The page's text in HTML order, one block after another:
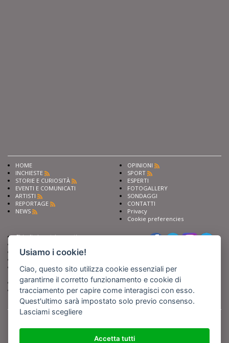
HOME
INCHIESTE
STORIE E CURIOSITÀ
EVENTI E COMUNICATI
ARTISTI
REPORTAGE
NEWS
OPINIONI
SPORT
ESPERTI
FOTOGALLERY
SONDAGGI
CONTATTI
Privacy
Cookie preferencies
Chiedi ai nostri esperti
Fai pubblicità con noi
Iscriviti al nostro corso di
giornalismo
Compra i nostri libri
Entra in Barinedita Map
, Partita IVA 07355350724
Usiamo i cookie!
Ciao, questo sito utilizza cookie essenziali per
garantirne il corretto funzionamento e cookie di
tracciamento per capire come interagisci con esso.
Quest'ultimo sarà impostato solo previo consenso.
Lasciami scegliere
Accetta tutti